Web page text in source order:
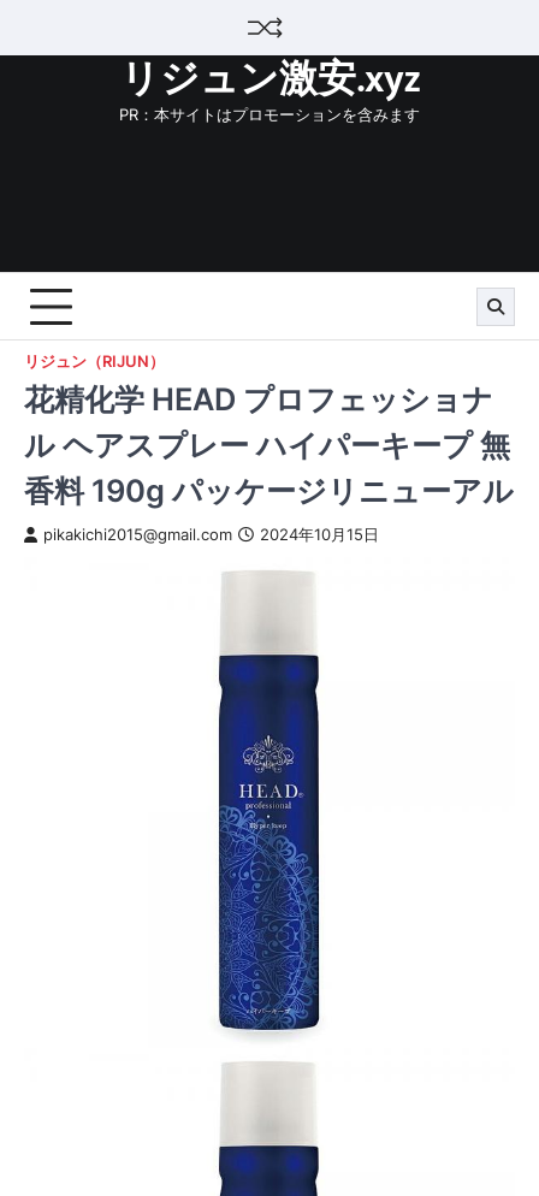
リジュン激安.xyz
PR：本サイトはプロモーションを含みます
リジュン（RIJUN）
花精化学 HEAD プロフェッショナ
ル ヘアスプレー ハイパーキープ 無
香料 190g パッケージリニューアル
pikakichi2015@gmail.com 2024年10月15日